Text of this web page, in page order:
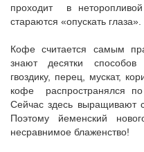
проходит в
стараются «опускать глаза».
Кофе считается самым
знают десятки способов
гвоздику, перец, мускат,
кофе распространялся
Сейчас здесь выращивают
Поэтому йеменский
несравнимое блаженство!